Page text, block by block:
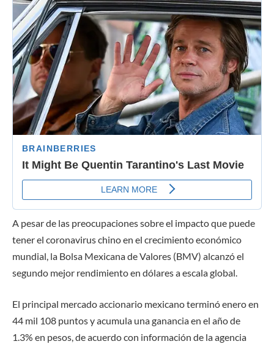
A pesar de las preocupaciones sobre el impacto que puede
tener el coronavirus chino en el crecimiento económico
mundial, la Bolsa Mexicana de Valores (BMV) alcanzó el
segundo mejor rendimiento en dólares a escala global.
El principal mercado accionario mexicano terminó enero en
44 mil 108 puntos y acumula una ganancia en el año de
1.3% en pesos, de acuerdo con información de la agencia